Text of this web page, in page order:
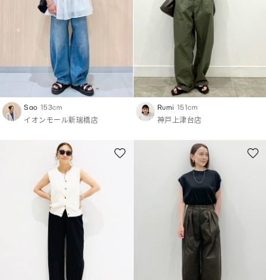
Sao 153cm
イオンモール新瑞橋店
Rumi 151cm
神戸上津台店